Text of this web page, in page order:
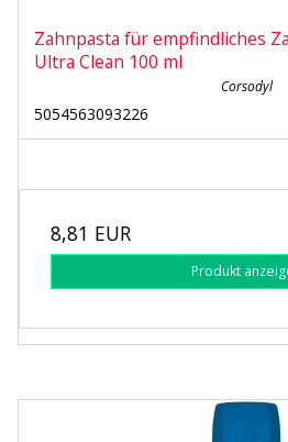
Zahnpasta für empfindliches
Ultra Clean 100 ml
Corsodyl
5054563093226
8,81 EUR
Produkt